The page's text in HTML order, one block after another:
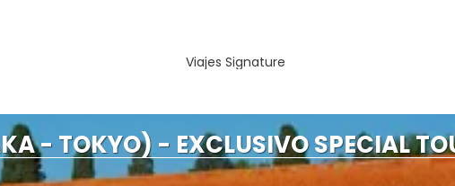
Viajes Signature
- TOKYO) - EXCLUSIVO SPECIAL